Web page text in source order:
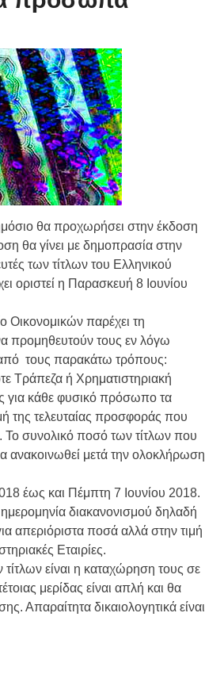
θα προχωρήσει στην έκδοση
θα γίνει με δημοπρασία στην
των τίτλων του Ελληνικού
οριστεί η Παρασκευή 8 Ιουνίου
Οικονομικών παρέχει τη
προμηθευτούν τους εν λόγω
τους παρακάτω τρόπους:
Τράπεζα ή Χρηματιστηριακή
για κάθε φυσικό πρόσωπο τα
της τελευταίας προσφοράς που
Το συνολικό ποσό των τίτλων που
ανακοινωθεί μετά την ολοκλήρωση
έως και Πέμπτη 7 Ιουνίου 2018.
διακανονισμού δηλαδή
απεριόριστα ποσά αλλά στην τιμή
Εταιρίες.
είναι η καταχώρηση τους σε
μερίδας είναι απλή και θα
Απαραίτητα δικαιολογητικά είναι